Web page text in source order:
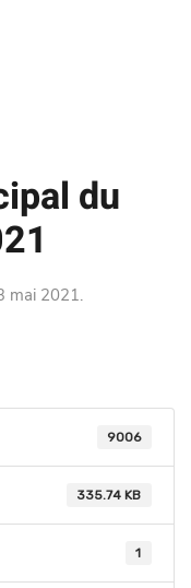
du
mai 2021.
9006
335.74 KB
1